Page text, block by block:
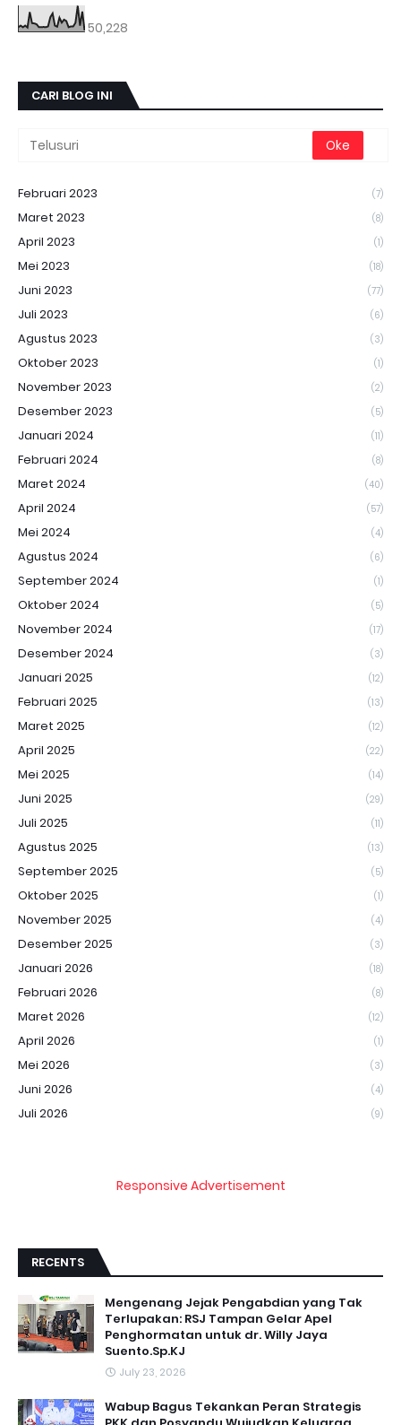
50,228
CARI BLOG INI
Februari 2023 (7)
Maret 2023 (8)
April 2023 (1)
Mei 2023 (18)
Juni 2023 (77)
Juli 2023 (6)
Agustus 2023 (3)
Oktober 2023 (1)
November 2023 (2)
Desember 2023 (5)
Januari 2024 (11)
Februari 2024 (8)
Maret 2024 (40)
April 2024 (57)
Mei 2024 (4)
Agustus 2024 (6)
September 2024 (1)
Oktober 2024 (5)
November 2024 (17)
Desember 2024 (3)
Januari 2025 (12)
Februari 2025 (13)
Maret 2025 (12)
April 2025 (22)
Mei 2025 (14)
Juni 2025 (29)
Juli 2025 (11)
Agustus 2025 (13)
September 2025 (5)
Oktober 2025 (1)
November 2025 (4)
Desember 2025 (3)
Januari 2026 (18)
Februari 2026 (8)
Maret 2026 (12)
April 2026 (1)
Mei 2026 (3)
Juni 2026 (4)
Juli 2026 (9)
Responsive Advertisement
RECENTS
Mengenang Jejak Pengabdian yang Tak
Terlupakan: RSJ Tampan Gelar Apel
Penghormatan untuk dr. Willy Jaya
Suento.Sp.KJ
July 23, 2026
Wabup Bagus Tekankan Peran Strategis